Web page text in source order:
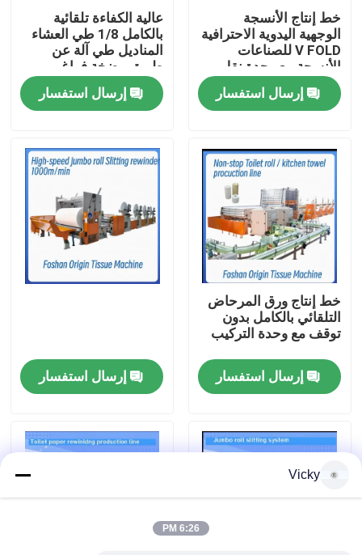
المنزل
جولة في المصنع
اتصل بنا
أخبار
اطلب اقتباس
VR
خط إنتاج الأنسجة
الوجهية اليدوية الاحترافية
V FOLD للصناعات
الأنسجة مع وحدة نقل
تلقائي
إرسال استفسار
عالية الكفاءة تلقائية
بالكامل 1/8 طي العشاء
المناديل طي آلة عن
طريق مضخة فراغ
إرسال استفسار
خط إنتاج ورق المرحاض
التلقائي بالكامل بدون
توقف مع وحدة التركيب
إرسال استفسار إرسال استفسار
Vicky
6:26 PM